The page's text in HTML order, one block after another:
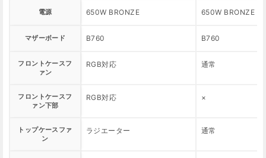
電源 650W BRONZE 650W BRONZE
マザーボード B760 B760
フロントケースフ
ァン
RGB対応 通常
フロントケースフ
ァン下部
RGB対応 ×
トップケースファ
ン
ラジエーター 通常